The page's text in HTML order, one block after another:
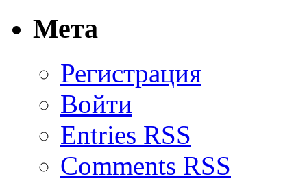
Мета
Регистрация
Войти
Entries RSS
Comments RSS